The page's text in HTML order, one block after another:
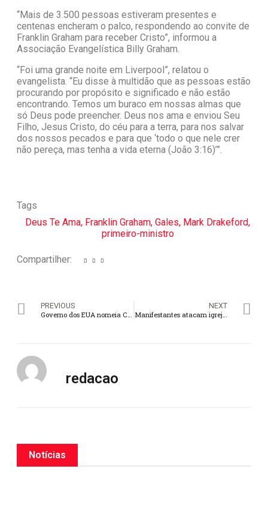
“Mais de 3.500 pessoas estiveram presentes e
centenas encheram o palco, respondendo ao convite de
Franklin Graham para receber Cristo”, informou a
Associação Evangelística Billy Graham.
“Foi uma grande noite em Liverpool”, relatou o
evangelista. “Eu disse à multidão que as pessoas estão
procurando por propósito e significado e não estão
encontrando. Temos um buraco em nossas almas que
só Deus pode preencher. Deus nos ama e enviou Seu
Filho, Jesus Cristo, do céu para a terra, para nos salvar
dos nossos pecados e para que ‘todo o que nele crer
não pereça, mas tenha a vida eterna (João 3:16)’”.
Tags
Deus Te Ama, Franklin Graham, Gales, Mark Drakeford,
primeiro-ministro
Compartilher:
PREVIOUS
Governo dos EUA nomeia CEO da Portas Abertas para Comissão de Liberdade Religiosa
NEXT
Manifestantes atacam igrejas após prisão de assassinos de estudante cristã na Nigéria
redacao
Notícias